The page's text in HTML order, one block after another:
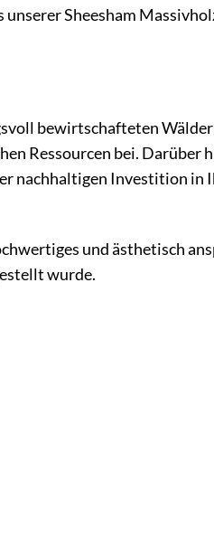
unserer Sheesham
bewirtschafteten
Ressourcen bei. Darüber
nachhaltigen Investition in
und ästhetisch
wurde.